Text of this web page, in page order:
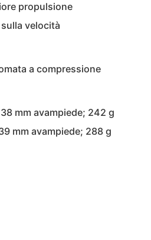
propulsione
velocità
a compressione
mm avampiede; 242 g
mm avampiede; 288 g